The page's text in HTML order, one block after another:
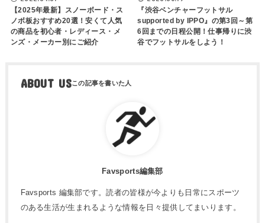
【2025年最新】スノーボード・ス
ノボ板おすすめ20選！安くて人気
の商品を初心者・レディース・メ
ンズ・メーカー別にご紹介
『渋谷ベンチャーフットサル
supported by IPPO』の第3回～第
6回までの日程公開！仕事帰りに渋
谷でフットサルをしよう！
ABOUT US
Favsports編集部
Favsports 編集部です。読者の皆様が今よりも日常にスポーツ
のある生活が生まれるような情報を日々提供してまいります。